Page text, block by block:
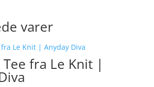
varer
Tee fra Le Knit |